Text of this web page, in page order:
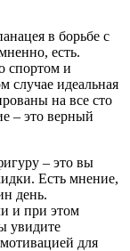
в борьбе с
есть.
спортом и
случае идеальная
на все сто
– это верный
– это вы
Есть мнение,
день.
и при этом
увидите
для